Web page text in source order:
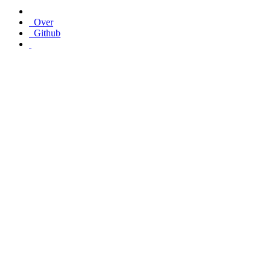
Over
Github